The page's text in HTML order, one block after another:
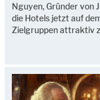
Nguyen, Gründer von
die Hotels jetzt auf
Zielgruppen attraktiv